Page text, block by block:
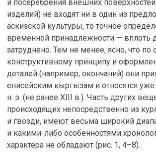
и посеребрения внешних
изделий) не входят ни в один из
аскизской культуры, то точное
временной принадлежности — вплоть
затруднено. Тем не менее, ясно, что по
конструктивному принципу и
деталей (например, окончаний) они
енисейским кыргызам и относятся
н. э. (не ранее XIII в.). Часть других
происходящих непосредственно из
и гвозди, имеют весьма широкий
и какими-либо особенностями
характера не обладают (рис. 1, 4–8).